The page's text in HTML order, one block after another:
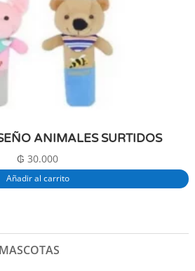
ANIMALES SURTIDOS
₲ 30.000
Añadir al carrito